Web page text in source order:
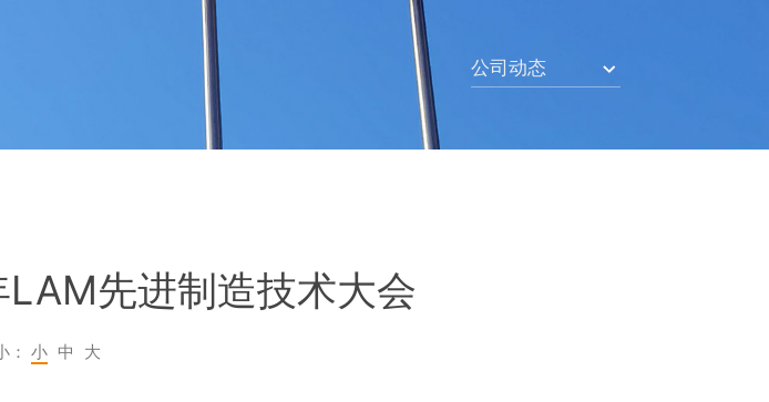
智能仓储
公司动态
先进制造技术大会
： 小 中 大